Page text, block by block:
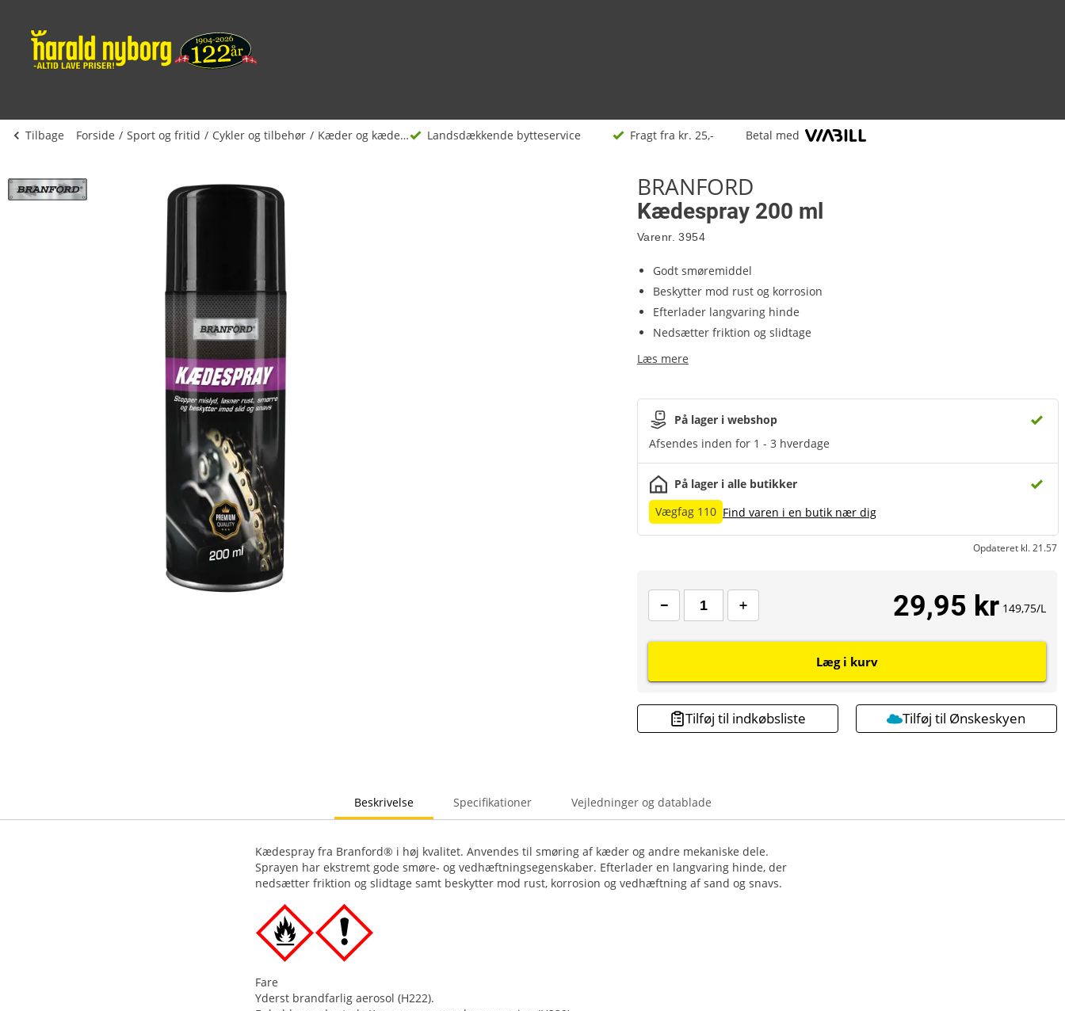
Tilbage Forside Sport og fritid Cykler og tilbehør Kæder og kædeskærme Landsdækkende bytteservice Fragt fra kr. 25,- Betal med
BRANFORD
Kædespray 200 ml
Varenr. 3954
Godt smøremiddel
Beskytter mod rust og korrosion
Efterlader langvaring hinde
Nedsætter friktion og slidtage
Læs mere
På lager i webshop
Afsendes inden for 1 - 3 hverdage
På lager i alle butikker
Vægfag 110 Find varen i en butik nær dig
Opdateret kl. 21.57
29,95 kr 149,75/L
Læg i kurv
Tilføj til indkøbsliste Tilføj til Ønskeskyen
Beskrivelse Specifikationer Vejledninger og datablade
Kædespray fra Branford® i høj kvalitet. Anvendes til smøring af kæder og andre mekaniske dele.
Sprayen har ekstremt gode smøre- og vedhæftningsegenskaber. Efterlader en langvaring hinde, der
nedsætter friktion og slidtage samt beskytter mod rust, korrosion og vedhæftning af sand og snavs.
Fare
Yderst brandfarlig aerosol (H222).